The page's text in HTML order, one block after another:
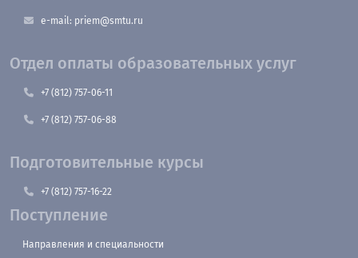
e-mail: priem@smtu.ru
Отдел оплаты образовательных услуг
+7 (812) 757-06-11
+7 (812) 757-06-88
Подготовительные курсы
+7 (812) 757-16-22
Поступление
Направления и специальности